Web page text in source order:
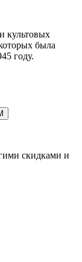
культовых
была
году.
скидками и